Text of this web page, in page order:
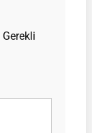
Gerekli